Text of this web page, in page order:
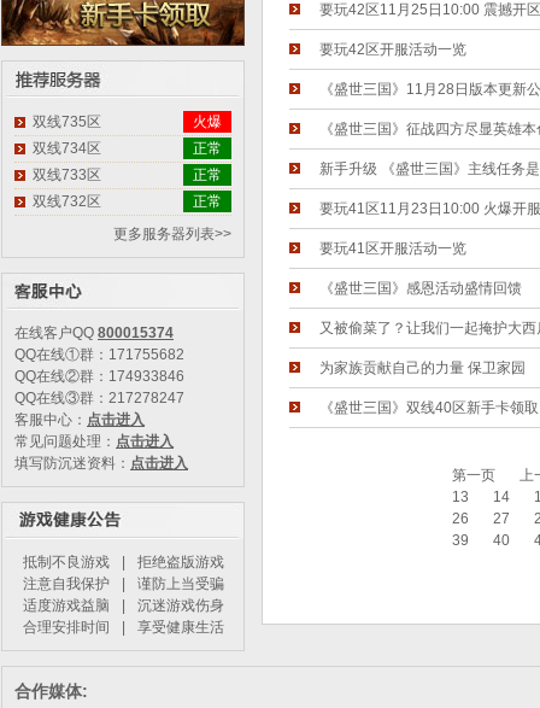
火爆
双线735区
正常
双线734区
正常
双线733区
正常
双线732区
更多服务器列表>>
在线客户QQ 800015374
QQ在线①群：171755682
QQ在线②群：174933846
QQ在线③群：217278247
客服中心： 点击进入
常见问题处理： 点击进入
填写防沉迷资料： 点击进入
抵制不良游戏
拒绝盗版游戏
注意自我保护
谨防上当受骗
适度游戏益脑
沉迷游戏伤身
合理安排时间
享受健康生活
要玩42区11月25日10:00 震撼开区
要玩42区开服活动一览
《盛世三国》11月28日版本更新
《盛世三国》征战四方尽显英雄本
新手升级 《盛世三国》主线任务
要玩41区11月23日10:00 火爆开服
要玩41区开服活动一览
《盛世三国》感恩活动盛情回馈
又被偷菜了？让我们一起掩护大西
为家族贡献自己的力量 保卫家园
《盛世三国》双线40区新手卡领取
第一页
上
13
14
26
27
39
40
合作媒体: